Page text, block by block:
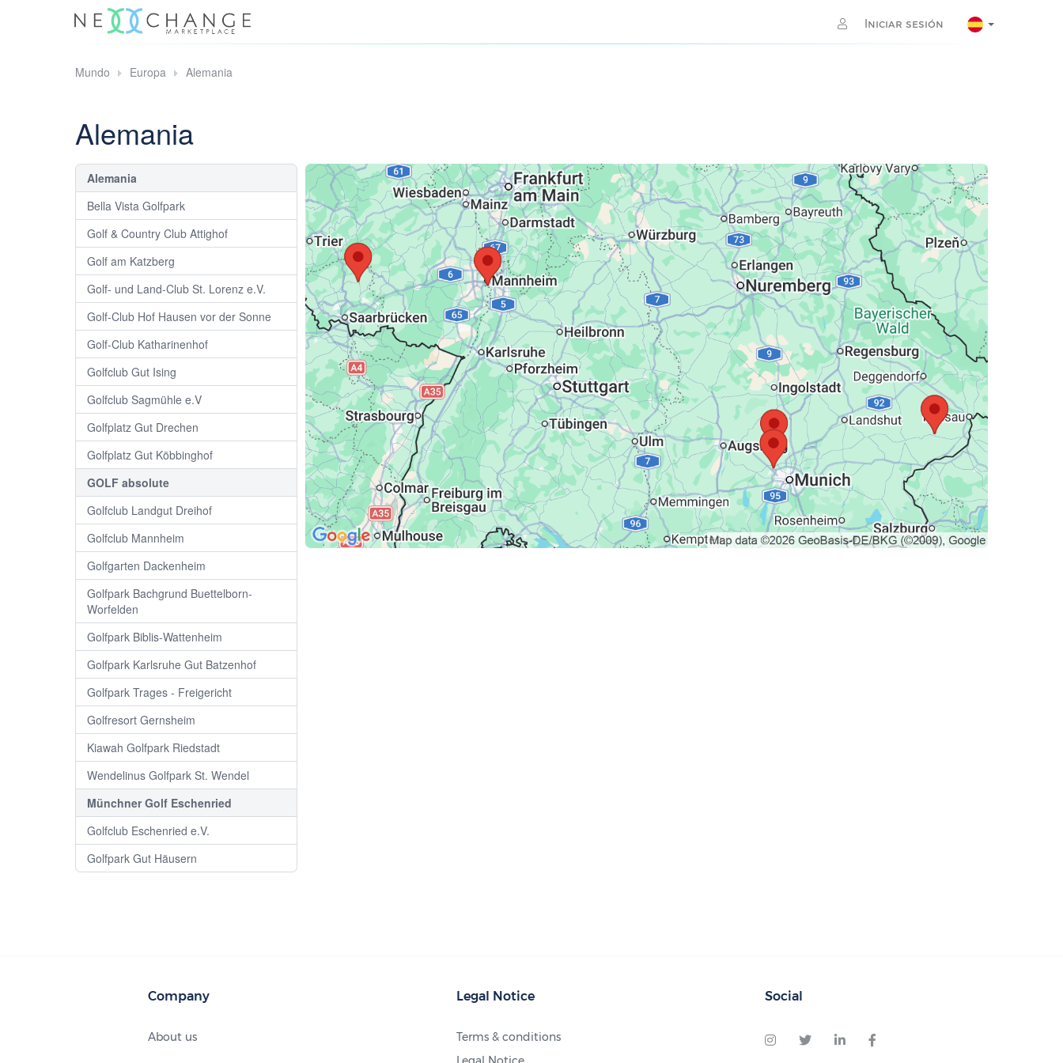
Iniciar sesión
Mundo Europa Alemania
Alemania
Alemania
Bella Vista Golfpark
Golf & Country Club Attighof
Golf am Katzberg
Golf- und Land-Club St. Lorenz e.V.
Golf-Club Hof Hausen vor der Sonne
Golf-Club Katharinenhof
Golfclub Gut Ising
Golfclub Sagmühle e.V
Golfplatz Gut Drechen
Golfplatz Gut Köbbinghof
GOLF absolute
Golfclub Landgut Dreihof
Golfclub Mannheim
Golfgarten Dackenheim
Golfpark Bachgrund Buettelborn-
Worfelden
Golfpark Biblis-Wattenheim
Golfpark Karlsruhe Gut Batzenhof
Golfpark Trages - Freigericht
Golfresort Gernsheim
Kiawah Golfpark Riedstadt
Wendelinus Golfpark St. Wendel
Münchner Golf Eschenried
Golfclub Eschenried e.V.
Golfpark Gut Häusern
Company
About us
Legal Notice
Terms & conditions
Social